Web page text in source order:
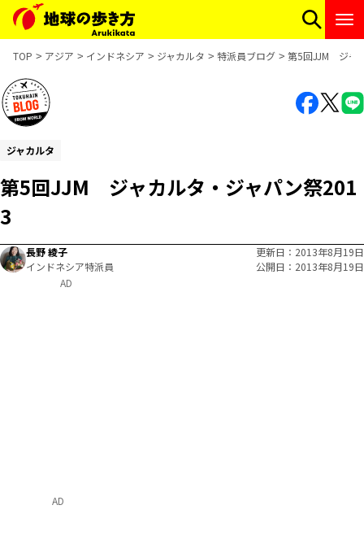
TOP アジア インドネシア ジャカルタ 特派員ブログ 第5回JJM ジャ
ジャカルタ
第5回JJM ジャカルタ・ジャパン祭201
3
長野 綾子
インドネシア特派員
更新日
2013年8月19日
公開日
2013年8月19日
AD
AD